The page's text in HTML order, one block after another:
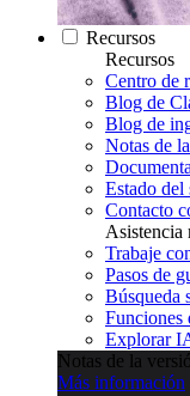
Recursos
Recursos
Centro de
Blog de
Blog de
Notas de
Estado del
Contacto
Asistencia
Trabaje
Pasos de
Búsqueda
Funciones
Explorar
Notas de la
Más información